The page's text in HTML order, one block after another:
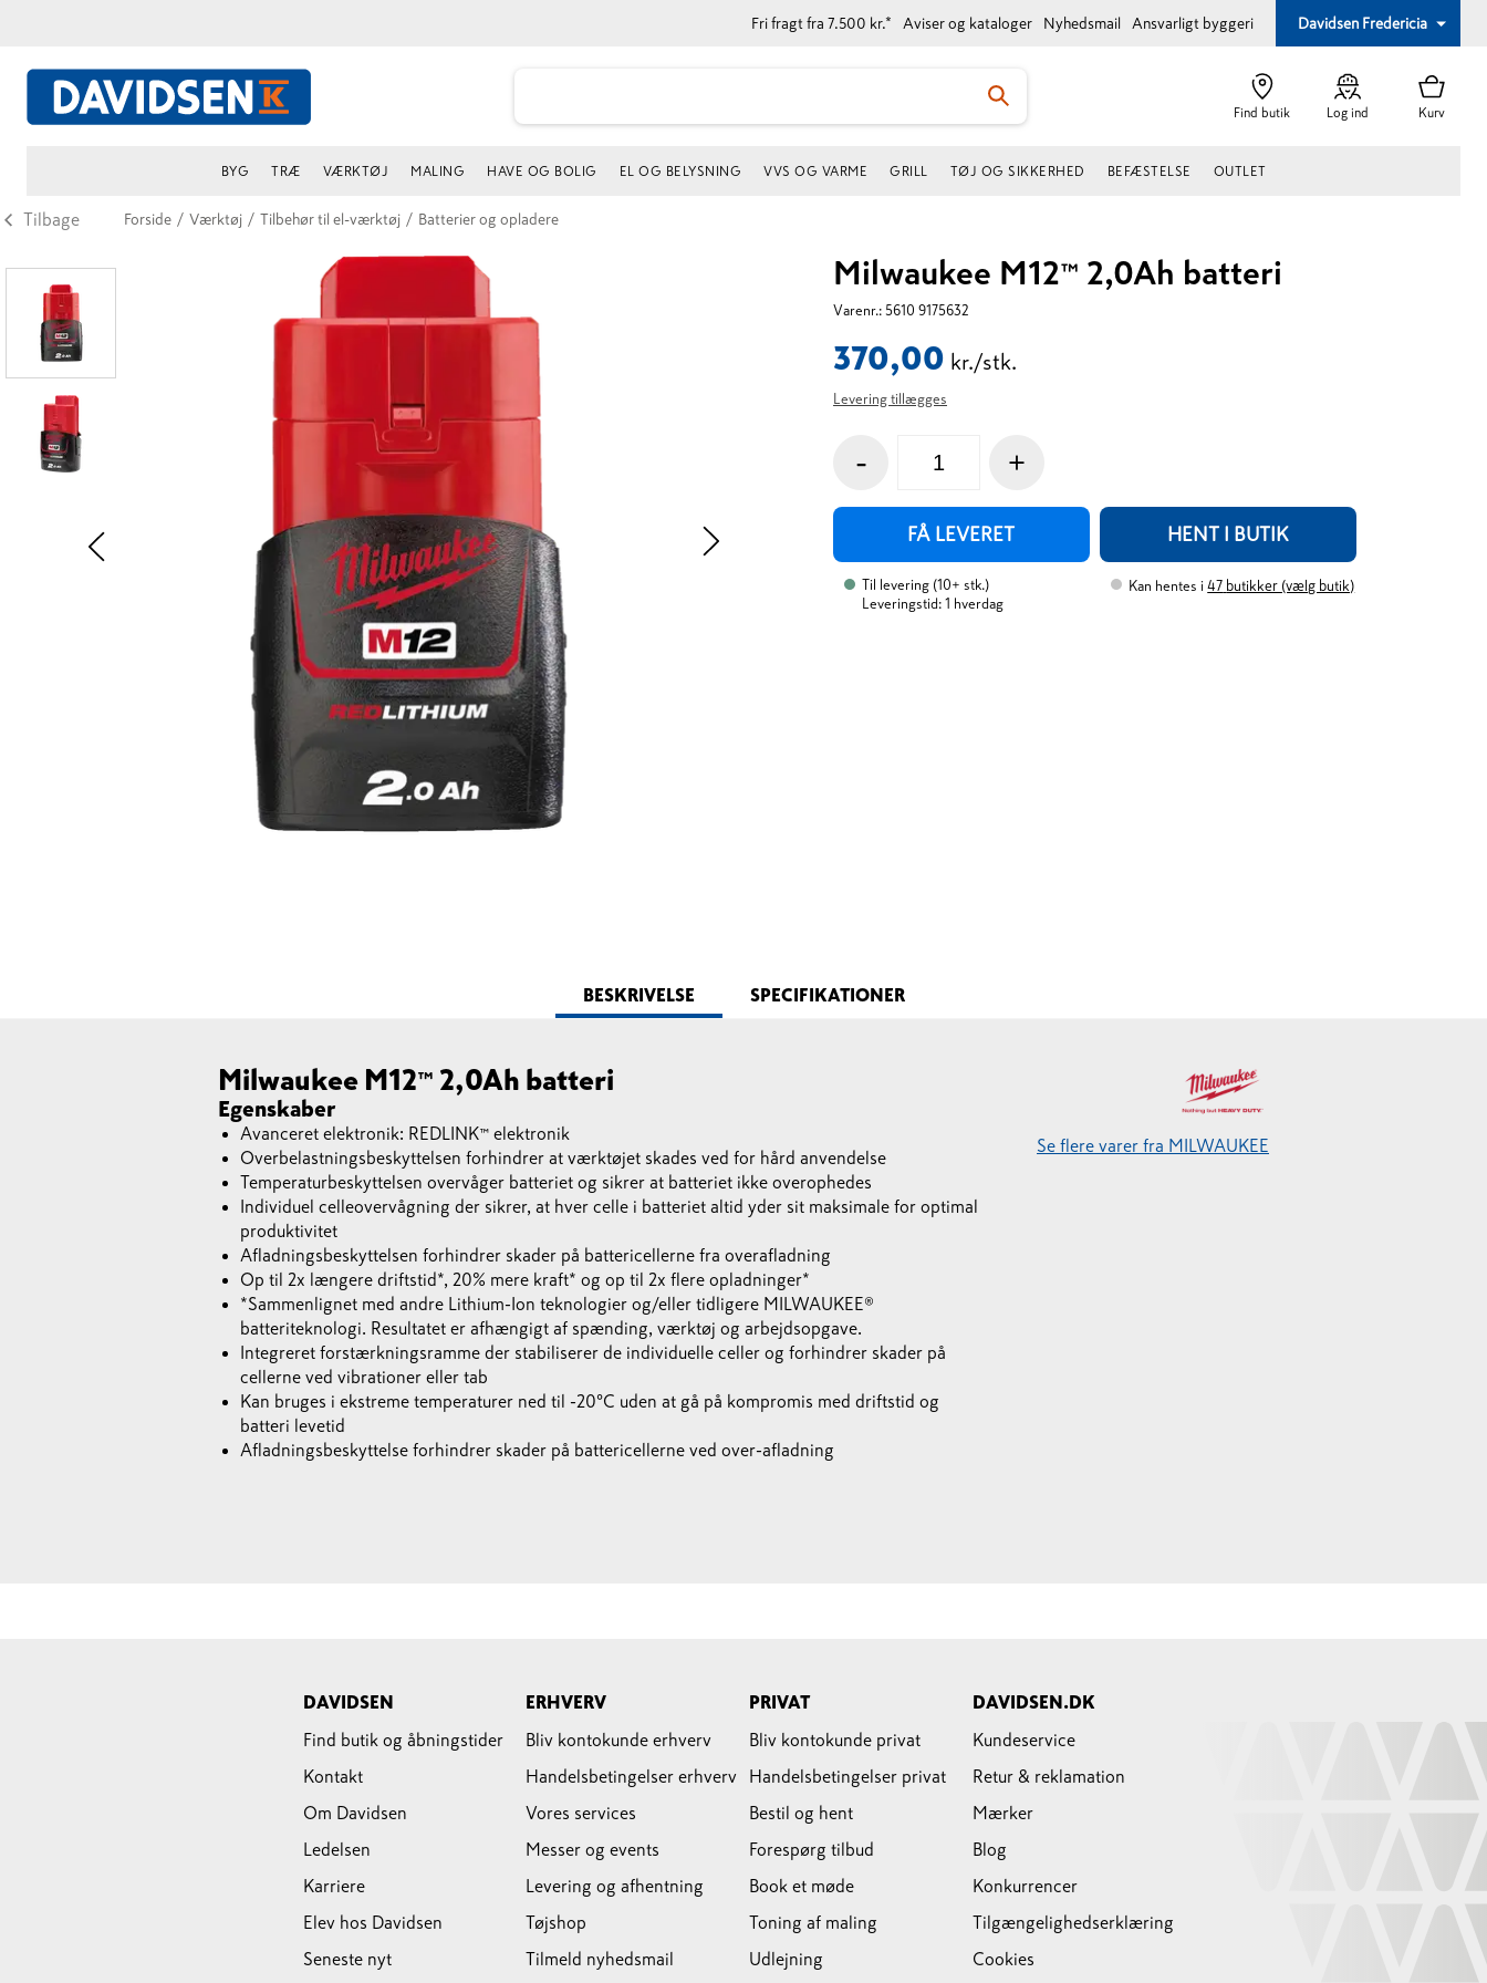
Fri fragt fra 7.500 kr.* Aviser og kataloger Nyhedsmail Ansvarligt byggeri Davidsen Fredericia
Find butik Log ind Kurv
BYG TRÆ VÆRKTØJ MALING HAVE OG BOLIG EL OG BELYSNING VVS OG VARME GRILL TØJ OG SIKKERHED BEFÆSTELSE OUTLET
Tilbage Forside / Værktøj / Tilbehør til el-værktøj / Batterier og opladere
Milwaukee M12™ 2,0Ah batteri
Varenr.: 5610 9175632
370,00 kr./stk.
Levering tillægges
- +
FÅ LEVERET HENT I BUTIK
Til levering (10+ stk.)
Leveringstid: 1 hverdag
Kan hentes i 47 butikker (vælg butik)
BESKRIVELSE SPECIFIKATIONER
Milwaukee M12™ 2,0Ah batteri
Egenskaber
Avanceret elektronik: REDLINK™ elektronik
Overbelastningsbeskyttelsen forhindrer at værktøjet skades ved for hård anvendelse
Temperaturbeskyttelsen overvåger batteriet og sikrer at batteriet ikke overophedes
Individuel celleovervågning der sikrer, at hver celle i batteriet altid yder sit maksimale for optimal
produktivitet
Afladningsbeskyttelsen forhindrer skader på battericellerne fra overafladning
Op til 2x længere driftstid*, 20% mere kraft* og op til 2x flere opladninger*
*Sammenlignet med andre Lithium-Ion teknologier og/eller tidligere MILWAUKEE®
batteriteknologi. Resultatet er afhængigt af spænding, værktøj og arbejdsopgave.
Integreret forstærkningsramme der stabiliserer de individuelle celler og forhindrer skader på
cellerne ved vibrationer eller tab
Kan bruges i ekstreme temperaturer ned til -20°C uden at gå på kompromis med driftstid og
batteri levetid
Afladningsbeskyttelse forhindrer skader på battericellerne ved over-afladning
Se flere varer fra MILWAUKEE
DAVIDSEN
Find butik og åbningstider
Kontakt
Om Davidsen
Ledelsen
Karriere
Elev hos Davidsen
Seneste nyt
ERHVERV
Bliv kontokunde erhverv
Handelsbetingelser erhverv
Vores services
Messer og events
Levering og afhentning
Tøjshop
Tilmeld nyhedsmail
PRIVAT
Bliv kontokunde privat
Handelsbetingelser privat
Bestil og hent
Forespørg tilbud
Book et møde
Toning af maling
Udlejning
DAVIDSEN.DK
Kundeservice
Retur & reklamation
Mærker
Blog
Konkurrencer
Tilgængelighedserklæring
Cookies